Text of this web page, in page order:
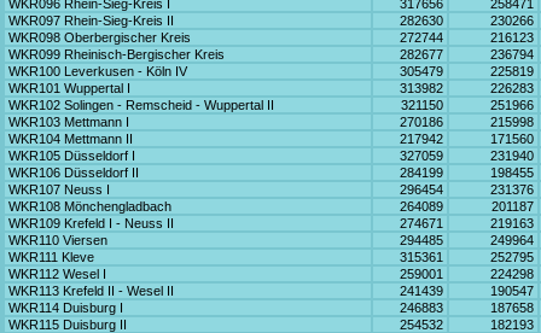
WKR096 Rhein-Sieg-Kreis I
317656
258471
WKR097 Rhein-Sieg-Kreis II
282630
230266
WKR098 Oberbergischer Kreis
272744
216123
WKR099 Rheinisch-Bergischer Kreis
282677
236794
WKR100 Leverkusen - Köln IV
305479
225819
WKR101 Wuppertal I
313982
226283
WKR102 Solingen - Remscheid - Wuppertal II
321150
251966
WKR103 Mettmann I
270186
215998
WKR104 Mettmann II
217942
171560
WKR105 Düsseldorf I
327059
231940
WKR106 Düsseldorf II
284199
198455
WKR107 Neuss I
296454
231376
WKR108 Mönchengladbach
264089
201187
WKR109 Krefeld I - Neuss II
274671
219163
WKR110 Viersen
294485
249964
WKR111 Kleve
315361
252795
WKR112 Wesel I
259001
224298
WKR113 Krefeld II - Wesel II
241439
190547
WKR114 Duisburg I
246883
187658
WKR115 Duisburg II
254532
182193